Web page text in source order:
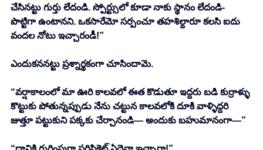
చేసినట్టు గుర్తు లేదండి. స్పోర్ట్సులో కూడా నాకు స్థానం లేదండి-
పొట్టిగా ఉంటానని. ఒకసారేమో సర్పంచూ తహశిల్దారూ కలసి ఐదు
వందల నోటు ఇచ్చారండీ!”
ఎందుకననట్టు ప్రశ్నార్థకంగా చూసిందామె.
“వర్షాకాలంలో మా ఊరి కాలవలో ఈత కొడుతూ ఇద్దరు బడి కుర్రాళ్ళు
కొట్టుకు పోతున్నప్పుడు నేను చట్టున కాలవలోకి దూకి వాళ్ళిద్దరి
జుత్తూ పట్టుకుని పక్కకు చేర్చానండి— అందుకు బహుమానంగా—”